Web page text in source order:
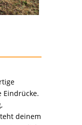
Eindrücke.
deinem